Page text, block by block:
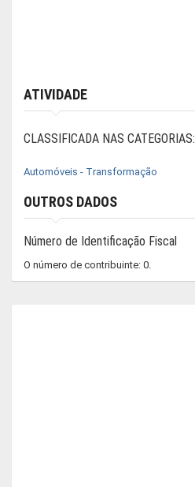
ATIVIDADE
CLASSIFICADA NAS CATEGORIAS:
Automóveis - Transformação
OUTROS DADOS
Número de Identificação Fiscal
O número de contribuinte: 0.